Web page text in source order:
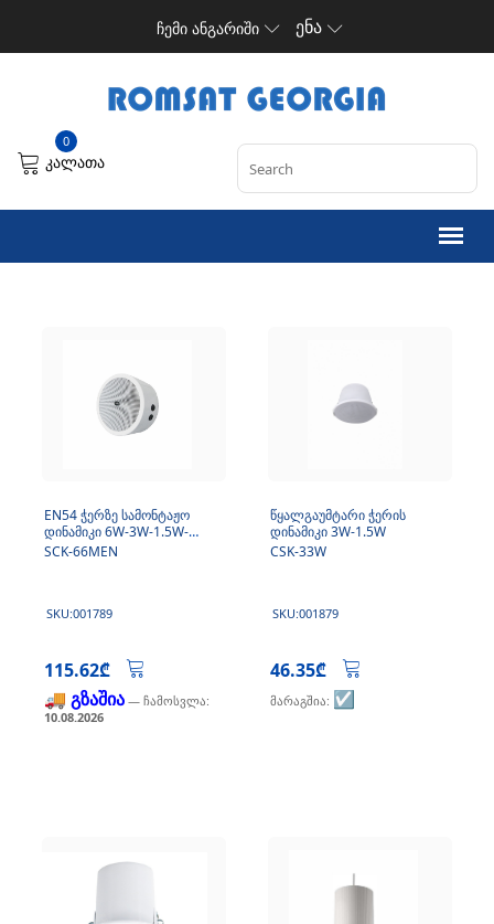
ჩემი ანგარიში ენა
0
კალათა
EN54 ჭერზე სამონტაჟო
დინამიკი 6W-3W-1.5W-
0.75W
SCK-66MEN
SKU:001789
115.62₾
🚚 გზაშია — ჩამოსვლა:
10.08.2026
წყალგაუმტარი ჭერის
დინამიკი 3W-1.5W
CSK-33W
SKU:001879
46.35₾
მარაგშია: ☑️